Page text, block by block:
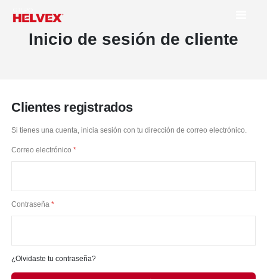
Inicio de sesión de cliente
Clientes registrados
Si tienes una cuenta, inicia sesión con tu dirección de correo electrónico.
Correo electrónico
Contraseña
¿Olvidaste tu contraseña?